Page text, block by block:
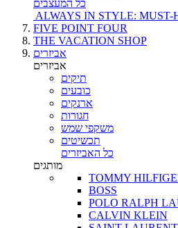
כל המעצבים
ALWAYS IN STYLE: MUST-
FIVE POINT FOUR
THE VACATION SHOP
אביזרים
אביזרים
תיקים
כובעים
ארנקים
חגורות
משקפי שמש
תכשיטים
כל האביזרים
מותגים
TOMMY
BOSS
POLO RALPH
CALVIN KLEIN